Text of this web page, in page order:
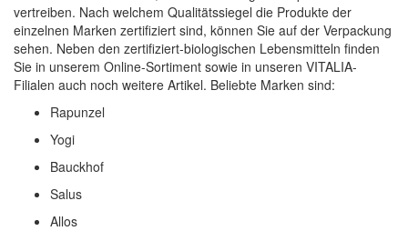
vertreiben. Nach welchem Qualitätssiegel die Produkte der
einzelnen Marken zertifiziert sind, können Sie auf der Verpackung
sehen. Neben den zertifiziert-biologischen Lebensmitteln finden
Sie in unserem Online-Sortiment sowie in unseren VITALIA-
Filialen auch noch weitere Artikel. Beliebte Marken sind:
Rapunzel
Yogi
Bauckhof
Salus
Allos